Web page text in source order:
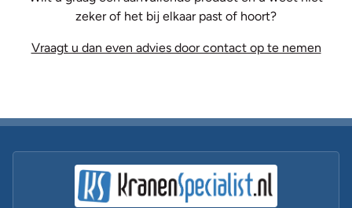
Wilt u graag een aanvullende product en u weet niet
zeker of het bij elkaar past of hoort?
Vraagt u dan even advies door contact op te nemen